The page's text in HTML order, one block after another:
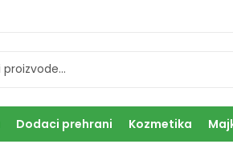
Dodaci prehrani Kozmetika